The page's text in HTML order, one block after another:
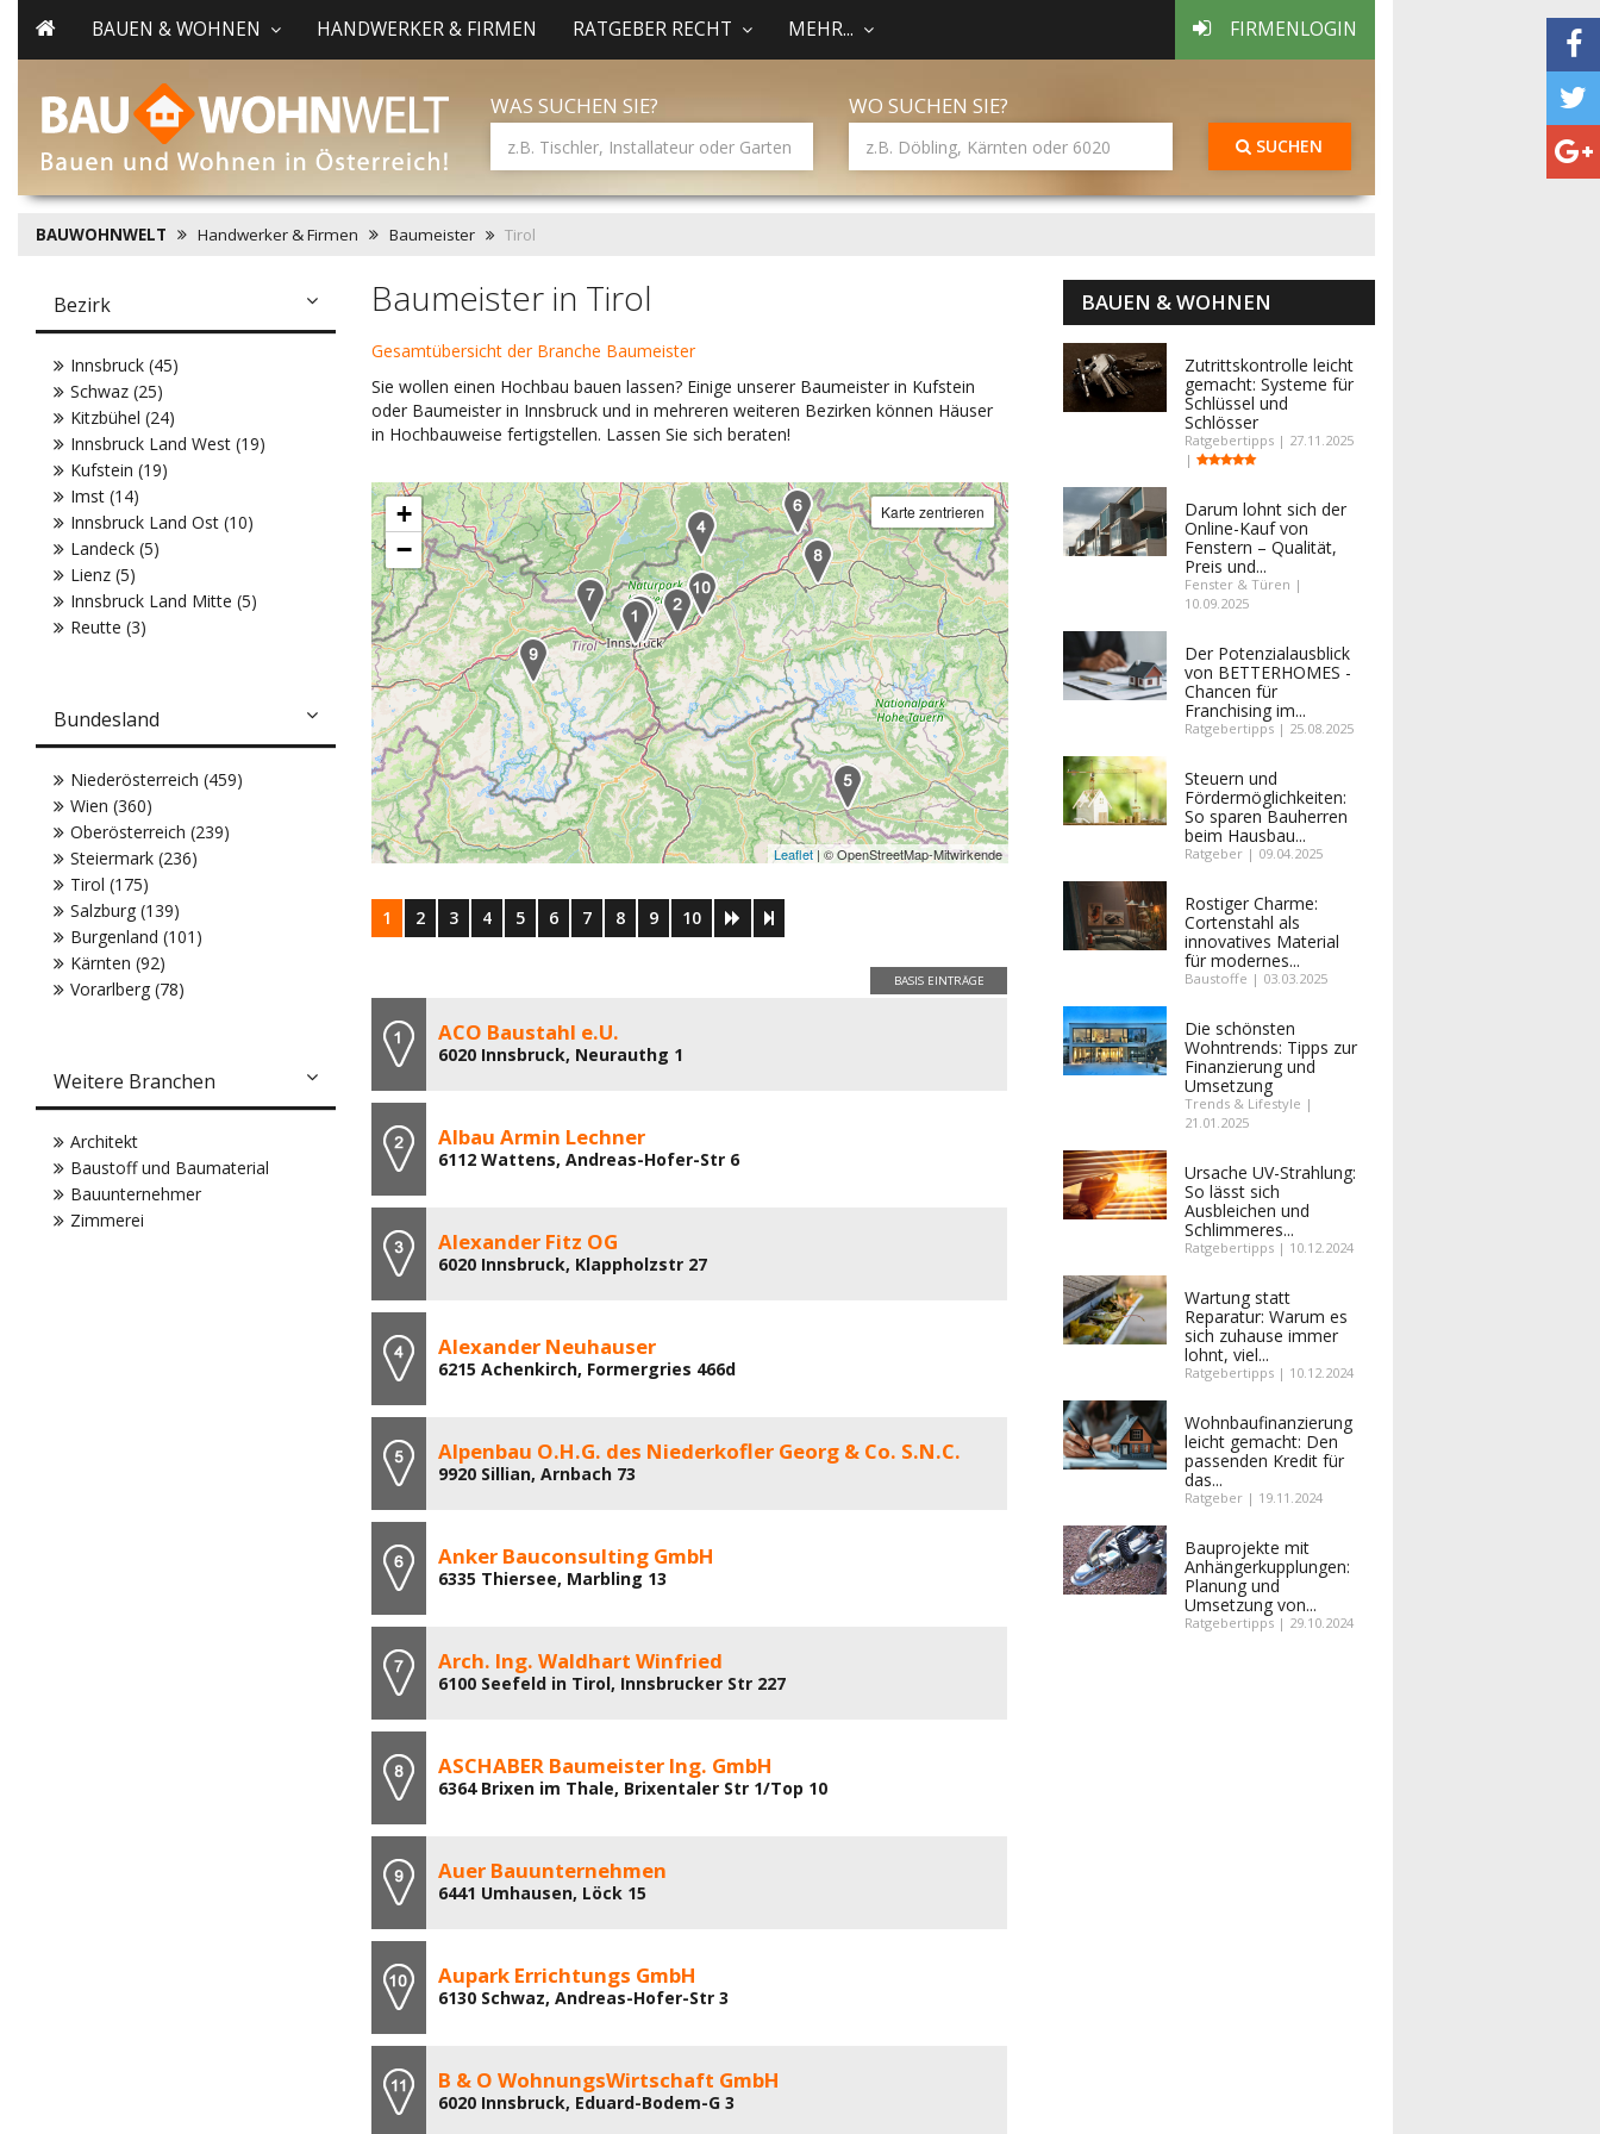
BAUEN & WOHNEN HANDWERKER & FIRMEN RATGEBER RECHT MEHR... FIRMENLOGIN
WAS SUCHEN SIE? WO SUCHEN SIE?
SUCHEN
BAUWOHNWELT Handwerker & Firmen Baumeister Tirol
Baumeister in Tirol
Gesamtübersicht der Branche Baumeister
Sie wollen einen Hochbau bauen lassen? Einige unserer Baumeister in Kufstein
oder Baumeister in Innsbruck und in mehreren weiteren Bezirken können Häuser
in Hochbauweise fertigstellen. Lassen Sie sich beraten!
+
−
Karte zentrieren
Leaflet| © OpenStreetMap-Mitwirkende
1 2 3 4 5 6 7 8 9 10
BASIS EINTRÄGE
ACO Baustahl e.U.
6020 Innsbruck, Neurauthg 1
Albau Armin Lechner
6112 Wattens, Andreas-Hofer-Str 6
Alexander Fitz OG
6020 Innsbruck, Klappholzstr 27
Alexander Neuhauser
6215 Achenkirch, Formergries 466d
Alpenbau O.H.G. des Niederkofler Georg & Co. S.N.C.
9920 Sillian, Arnbach 73
Anker Bauconsulting GmbH
6335 Thiersee, Marbling 13
Arch. Ing. Waldhart Winfried
6100 Seefeld in Tirol, Innsbrucker Str 227
ASCHABER Baumeister Ing. GmbH
6364 Brixen im Thale, Brixentaler Str 1/Top 10
Auer Bauunternehmen
6441 Umhausen, Löck 15
Aupark Errichtungs GmbH
6130 Schwaz, Andreas-Hofer-Str 3
B & O WohnungsWirtschaft GmbH
6020 Innsbruck, Eduard-Bodem-G 3
Bezirk
Innsbruck (45)
Schwaz (25)
Kitzbühel (24)
Innsbruck Land West (19)
Kufstein (19)
Imst (14)
Innsbruck Land Ost (10)
Landeck (5)
Lienz (5)
Innsbruck Land Mitte (5)
Reutte (3)
Bundesland
Niederösterreich (459)
Wien (360)
Oberösterreich (239)
Steiermark (236)
Tirol (175)
Salzburg (139)
Burgenland (101)
Kärnten (92)
Vorarlberg (78)
Weitere Branchen
Architekt
Baustoff und Baumaterial
Bauunternehmer
Zimmerei
BAUEN & WOHNEN
Zutrittskontrolle leicht
gemacht: Systeme für
Schlüssel und
Schlösser
Ratgebertipps | 27.11.2025
|
Darum lohnt sich der
Online-Kauf von
Fenstern – Qualität,
Preis und...
Fenster & Türen |
10.09.2025
Der Potenzialausblick
von BETTERHOMES -
Chancen für
Franchising im...
Ratgebertipps | 25.08.2025
Steuern und
Fördermöglichkeiten:
So sparen Bauherren
beim Hausbau...
Ratgeber | 09.04.2025
Rostiger Charme:
Cortenstahl als
innovatives Material
für modernes...
Baustoffe | 03.03.2025
Die schönsten
Wohntrends: Tipps zur
Finanzierung und
Umsetzung
Trends & Lifestyle |
21.01.2025
Ursache UV-Strahlung:
So lässt sich
Ausbleichen und
Schlimmeres...
Ratgebertipps | 10.12.2024
Wartung statt
Reparatur: Warum es
sich zuhause immer
lohnt, viel...
Ratgebertipps | 10.12.2024
Wohnbaufinanzierung
leicht gemacht: Den
passenden Kredit für
das...
Ratgeber | 19.11.2024
Bauprojekte mit
Anhängerkupplungen:
Planung und
Umsetzung von...
Ratgebertipps | 29.10.2024